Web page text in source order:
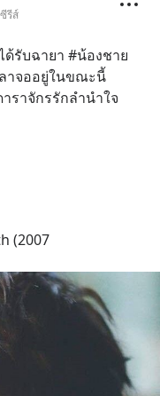
รีส์
รับฉายา #น้องชาย
าจออยู่ในขณะนี้
ราจักรรักลำนำใจ
(2007